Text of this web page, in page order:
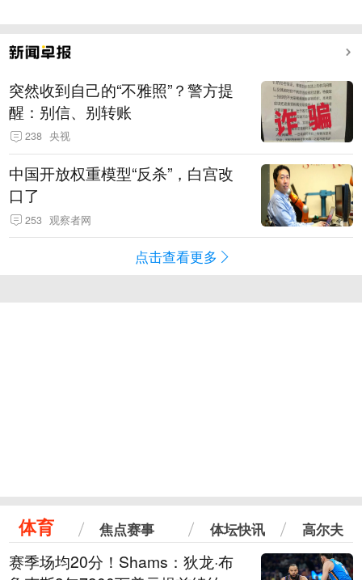
突然收到自己的“不雅照”？警方提
醒：别信、别转账
238 央视
中国开放权重模型“反杀”，白宫改
口了
253 观察者网
点击查看更多
体育 焦点赛事 体坛快讯 高尔夫
赛季场均20分！Shams：狄龙·布